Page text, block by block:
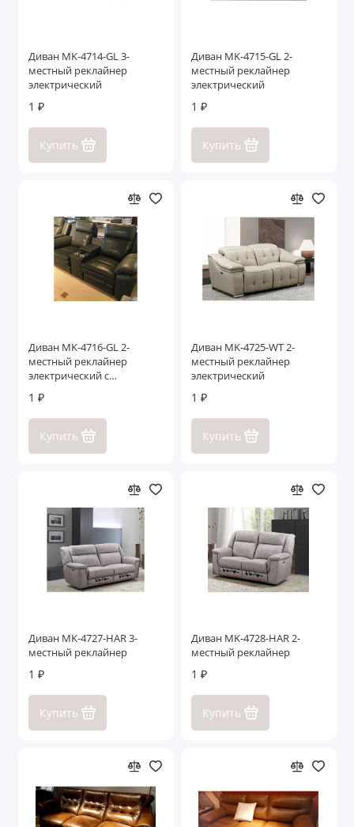
Диван MK-4714-GL 3-
местный реклайнер
электрический
1 ₽
Купить
Диван MK-4715-GL 2-
местный реклайнер
электрический
1 ₽
Купить
Диван MK-4716-GL 2-
местный реклайнер
электрический с
1 ₽
Купить
Диван MK-4725-WT 2-
местный реклайнер
электрический
1 ₽
Купить
Диван MK-4727-HAR 3-
местный реклайнер
1 ₽
Купить
Диван MK-4728-HAR 2-
местный реклайнер
1 ₽
Купить